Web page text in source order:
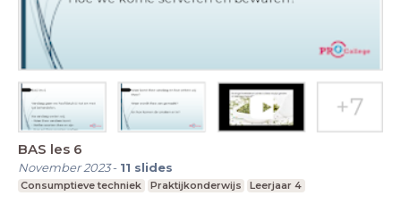
BAS les 6
November 2023- 11 slides
Consumptieve techniek Praktijkonderwijs Leerjaar 4